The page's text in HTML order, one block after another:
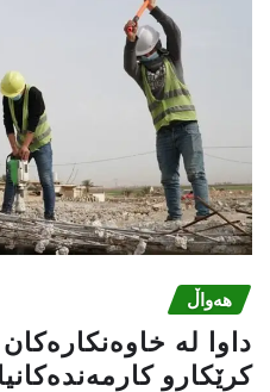
هەواڵ
داوا لە
کرێکارو